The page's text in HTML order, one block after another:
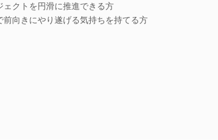
クトを円滑に推進できる方
向きにやり遂げる気持ちを持てる方